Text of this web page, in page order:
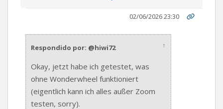
02/06/2026 23:30
Respondido por: @hiwi72 ↑
Okay, jetzt habe ich getestet, was
ohne Wonderwheel funktioniert
(eigentlich kann ich alles außer Zoom
testen, sorry).